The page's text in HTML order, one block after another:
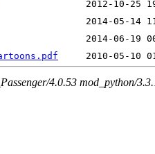
4.0.53 mod_python/